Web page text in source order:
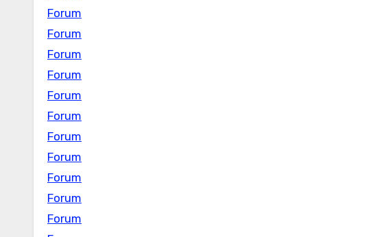
Forum
Forum
Forum
Forum
Forum
Forum
Forum
Forum
Forum
Forum
Forum